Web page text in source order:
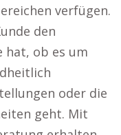
verfügen.
den
hat, ob es um
oder die
geht. Mit